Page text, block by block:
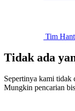
Tim
Tidak ada
Sepertinya kami tidak
Mungkin pencarian